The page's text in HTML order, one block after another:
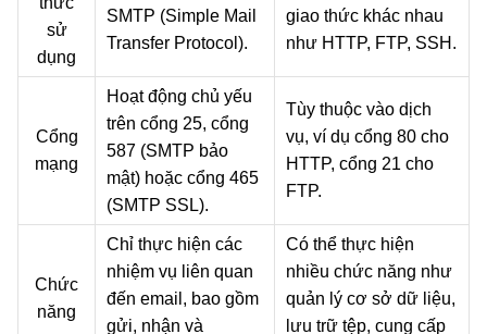
sử
dụng
SMTP (Simple Mail
Transfer Protocol).
giao thức khác nhau
như HTTP, FTP, SSH.
Cổng
mạng
Hoạt động chủ yếu
trên cổng 25, cổng
587 (SMTP bảo
mật) hoặc cổng 465
(SMTP SSL).
Tùy thuộc vào dịch
vụ, ví dụ cổng 80 cho
HTTP, cổng 21 cho
FTP.
Chức
năng
Chỉ thực hiện các
nhiệm vụ liên quan
đến email, bao gồm
gửi, nhận và
Có thể thực hiện
nhiều chức năng như
quản lý cơ sở dữ liệu,
lưu trữ tệp, cung cấp